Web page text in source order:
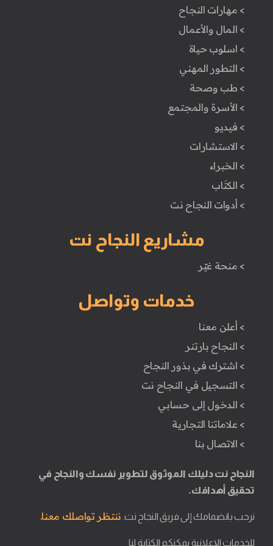
> مهارات النجاح
> المال والأعمال
> اسلوب حياة
> التطور المهني
> طب وصحة
> الأسرة والمجتمع
> فيديو
> الاستشارات
> الخبراء
> الكتَاب
> أدوات النجاح نت
مشاريع النجاح نت
> منحة غيّر
خدمات وتواصل
> أعلن معنا
> النجاح بارتنر
> اشترك في بذور النجاح
> التسجيل في النجاح نت
> الدخول إلى حسابي
> علاماتنا التجارية
> الاتصال بنا
النجاح نت دليلك الموثوق لتطوير نفسك والنجاح في
تحقيق أهدافك.
نرحب بانضمامك إلى فريق النجاح نت. ننتظر تواصلك معنا.
للخدمات الإعلانية يمكنكم الكتابة لنا